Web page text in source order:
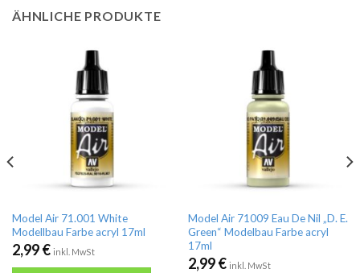
ÄHNLICHE PRODUKTE
Model Air 71.001 White
Modellbau Farbe acryl 17ml
2,99€ inkl. MwSt
Model Air 71009 Eau De Nil „D. E.
Green“ Modelbau Farbe acryl
17ml
2,99€ inkl. MwSt